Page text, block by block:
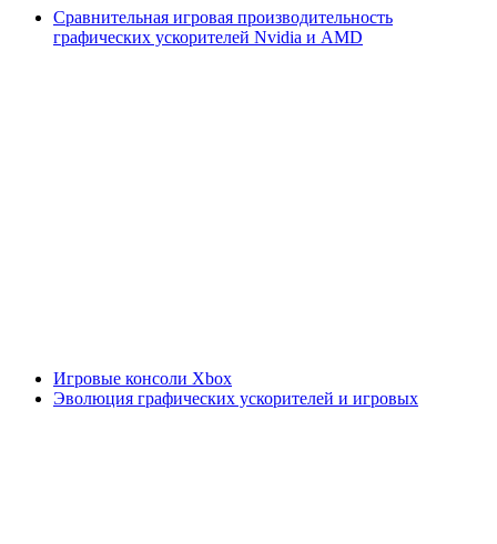
Сравнительная игровая производительность
графических ускорителей Nvidia и AMD
Игровые консоли Xbox
Эволюция графических ускорителей и игровых